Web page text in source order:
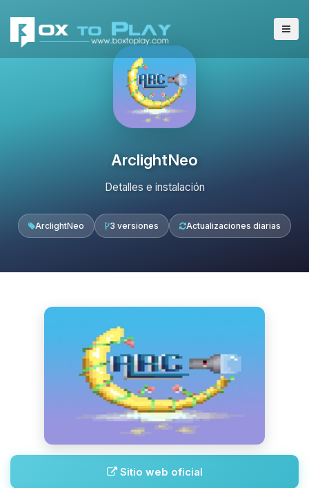
ArclightNeo
Detalles e instalación
ArclightNeo 3 versiones Actualizaciones diarias
Sitio web oficial